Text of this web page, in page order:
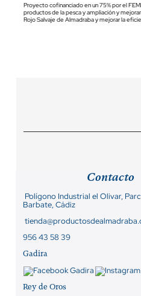
Proyecto cofinanciado en un 75% por el
productos de la pesca y ampliación y
Rojo Salvaje de Almadraba y mejorar la
Contacto
Polígono Industrial el Olivar,
Barbate, Cádiz
956 43 58 39
Gadira
Rey de Oros